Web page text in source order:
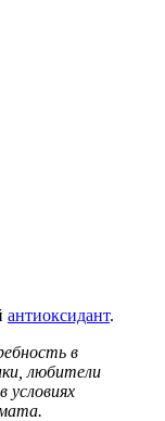
антиоксидант.
в
любители